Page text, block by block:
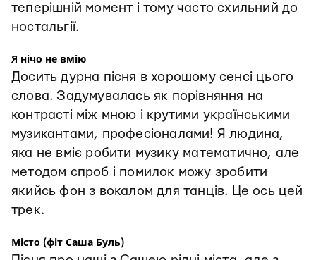
теперішній момент і тому часто схильний до
ностальгії.
Я нічо не вмію
Досить дурна пісня в хорошому сенсі цього
слова. Задумувалась як порівняння на
контрасті між мною і крутими українськими
музикантами, професіоналами! Я людина,
яка не вміє робити музику математично, але
методом спроб і помилок можу зробити
якийсь фон з вокалом для танців. Це ось цей
трек.
Місто (фіт Саша Буль)